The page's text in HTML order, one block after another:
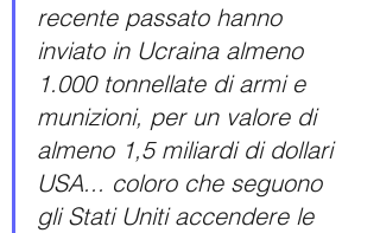
recente passato hanno
inviato in Ucraina almeno
1.000 tonnellate di armi e
munizioni, per un valore di
almeno 1,5 miliardi di dollari
USA... coloro che seguono
gli Stati Uniti accendere le